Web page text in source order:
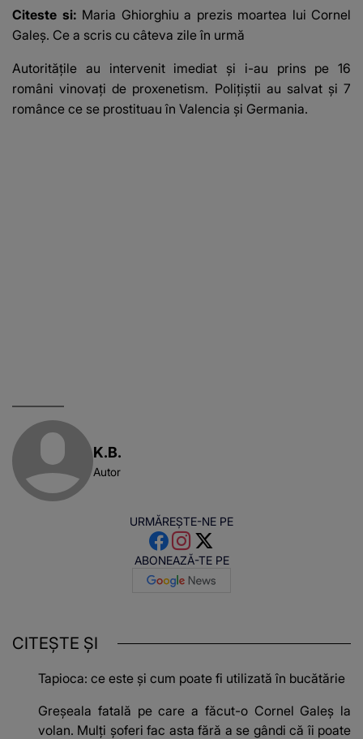
Citeste si: Maria Ghiorghiu a prezis moartea lui Cornel
Galeș. Ce a scris cu câteva zile în urmă
Autoritățile au intervenit imediat și i-au prins pe 16
români vinovați de proxenetism. Polițiștii au salvat și 7
românce ce se prostituau în Valencia şi Germania.
K.B.
Autor
URMĂREȘTE-NE PE
ABONEAZĂ-TE PE
CITEȘTE ȘI
Tapioca: ce este și cum poate fi utilizată în bucătărie
Greșeala fatală pe care a făcut-o Cornel Galeș la
volan. Mulți șoferi fac asta fără a se gândi că îi poate